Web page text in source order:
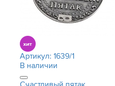
Артикул: 1639/1
В наличии